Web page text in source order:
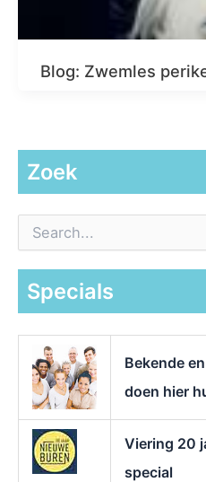
Blog: Zwemles
Zoek
a
Specials
Bekende
doen hier
Viering 20
special